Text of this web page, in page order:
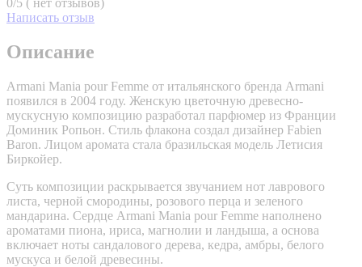
0/5 ( нет отзывов)
Написать отзыв
Описание
Armani Mania pour Femme от итальянского бренда Armani
появился в 2004 году. Женскую цветочную древесно-
мускусную композицию разработал парфюмер из Франции
Доминик Ропьон. Стиль флакона создал дизайнер Fabien
Baron. Лицом аромата стала бразильская модель Летисия
Биркойер.
Суть композиции раскрывается звучанием нот лаврового
листа, черной смородины, розового перца и зеленого
мандарина. Сердце Armani Mania pour Femme наполнено
ароматами пиона, ириса, магнолии и ландыша, а основа
включает ноты сандалового дерева, кедра, амбры, белого
мускуса и белой древесины.